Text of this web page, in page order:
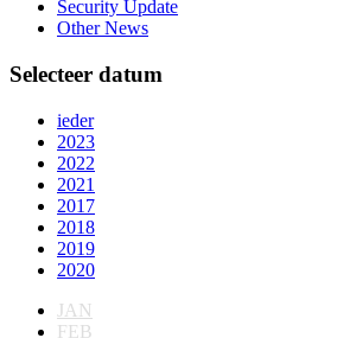
Security Update
Other News
Selecteer datum
ieder
2023
2022
2021
2017
2018
2019
2020
JAN
FEB